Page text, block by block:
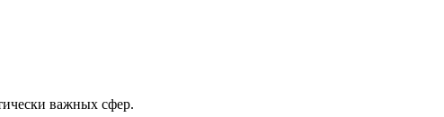
важных сфер.